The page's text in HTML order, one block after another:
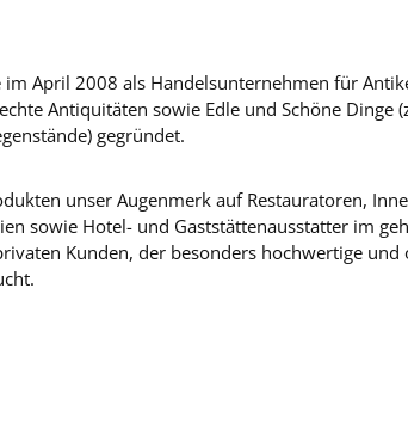
April 2008 als Handelsunternehmen für
Antiquitäten sowie Edle und Schöne Dinge
gegründet.
unser Augenmerk auf Restauratoren,
sowie Hotel- und Gaststättenausstatter im
Kunden, der besonders hochwertige und